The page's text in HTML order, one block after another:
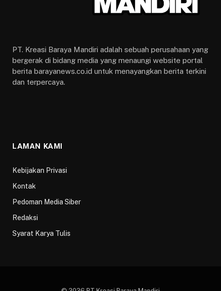
PT. Kreasi Baraya Mandiri adalah sebuah perusahaan yang
bergerak di bidang media yang menaungi website portal
berita barayanews.co.id untuk menayangkan berita terkini
dan terpercaya.
LAMAN KAMI
Kebijakan Privasi
Kontak
Pedoman Media Siber
Redaksi
Syarat Karya Tulis